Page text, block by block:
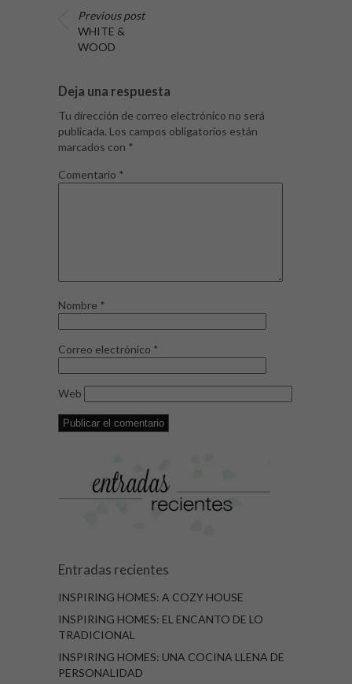
Previous post
WHITE &
WOOD
Deja una respuesta
Tu dirección de correo electrónico no será
publicada. Los campos obligatorios están
marcados con *
Comentario *
Nombre *
Correo electrónico *
Web
Entradas recientes
INSPIRING HOMES: A COZY HOUSE
INSPIRING HOMES: EL ENCANTO DE LO
TRADICIONAL
INSPIRING HOMES: UNA COCINA LLENA DE
PERSONALIDAD